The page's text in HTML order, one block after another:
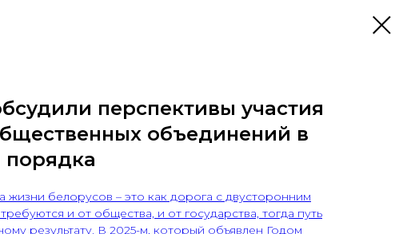
перспективы участия
объединений в
порядка
жизни белорусов – это как дорога с двусторонним
и от общества, и от государства, тогда путь
результату. В 2025-м, который объявлен Годом